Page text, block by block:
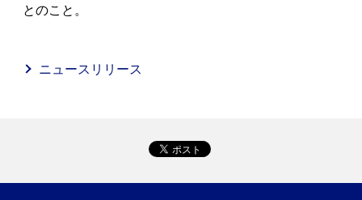
とのこと。
ニュースリリース